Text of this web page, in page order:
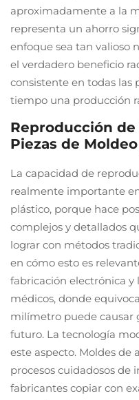
aproximadamente a la
representa un ahorro
enfoque sea tan valioso
el verdadero beneficio
consistente en todas las
tiempo una producción
Reproducción
Piezas de
La capacidad de
realmente importante
plástico, porque hace
complejos y detallados
lograr con métodos
en cómo esto es
fabricación electrónica y
médicos, donde
milímetro puede causar
futuro. La tecnología
este aspecto. Moldes de
procesos cuidadosos de
fabricantes copiar con